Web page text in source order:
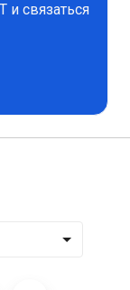
и связаться